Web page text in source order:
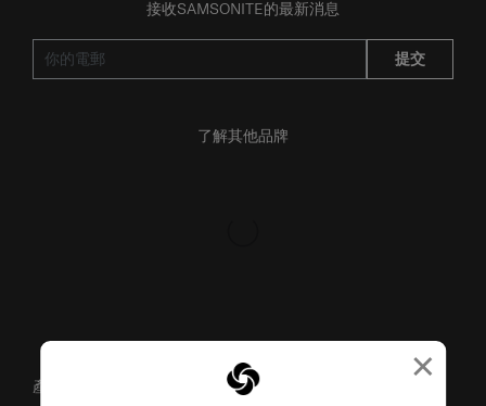
×
接收SAMSONITE的最新消息
提交
了解其他品牌
產品支援/常見問題